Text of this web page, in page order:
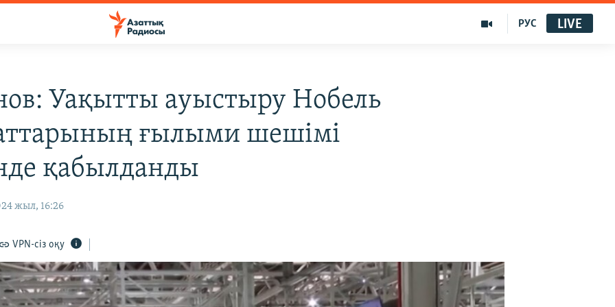
РУС LIVE
Уақытты ауыстыру Нобель
ғылыми шешімі
қабылданды
жыл, 16:26
VPN-сіз оқу